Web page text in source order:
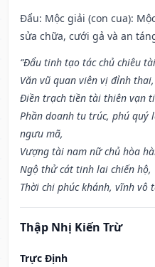
Đẩu: Mộc giải (con cua):
sửa chữa, cưới gả và an
“Đẩu tinh tạo tác chủ chiêu
Văn vũ quan viên vị đỉnh thai,
Điền trạch tiền tài thiên vạn
Phần doanh tu trúc, phú quý
ngưu mã,
Vượng tài nam nữ chủ hòa
Ngộ thử cát tinh lai chiến hộ,
Thời chi phúc khánh, vĩnh vô
Thập Nhị Kiến Trừ
Trực Định